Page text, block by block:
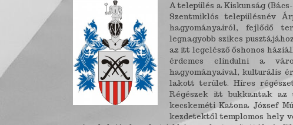
A település a Kiskunság
Szentmiklós településnév
hagyományairól, fejlődő
legnagyobb szikes
az itt legelésző őshonos
érdemes elindulni a
hagyományaival, kulturális
lakott terület. Híres
Régészek itt bukkantak az
kecskeméti Katona József
kezdetektől templomos hely